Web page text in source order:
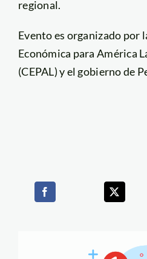
regional.
Evento es organizado por
Económica para América
(CEPAL) y el gobierno de